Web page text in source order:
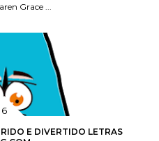
Grace ...
E DIVERTIDO LETRAS